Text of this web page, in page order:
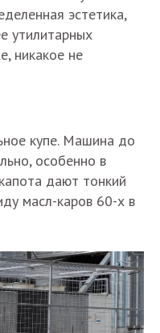
эстетика,
утилитарных
никакое не
купе. Машина до
особенно в
дают тонкий
масл-каров 60-х в